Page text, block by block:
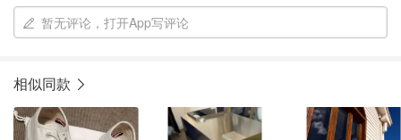
暂无评论，打开App写评论
相似同款